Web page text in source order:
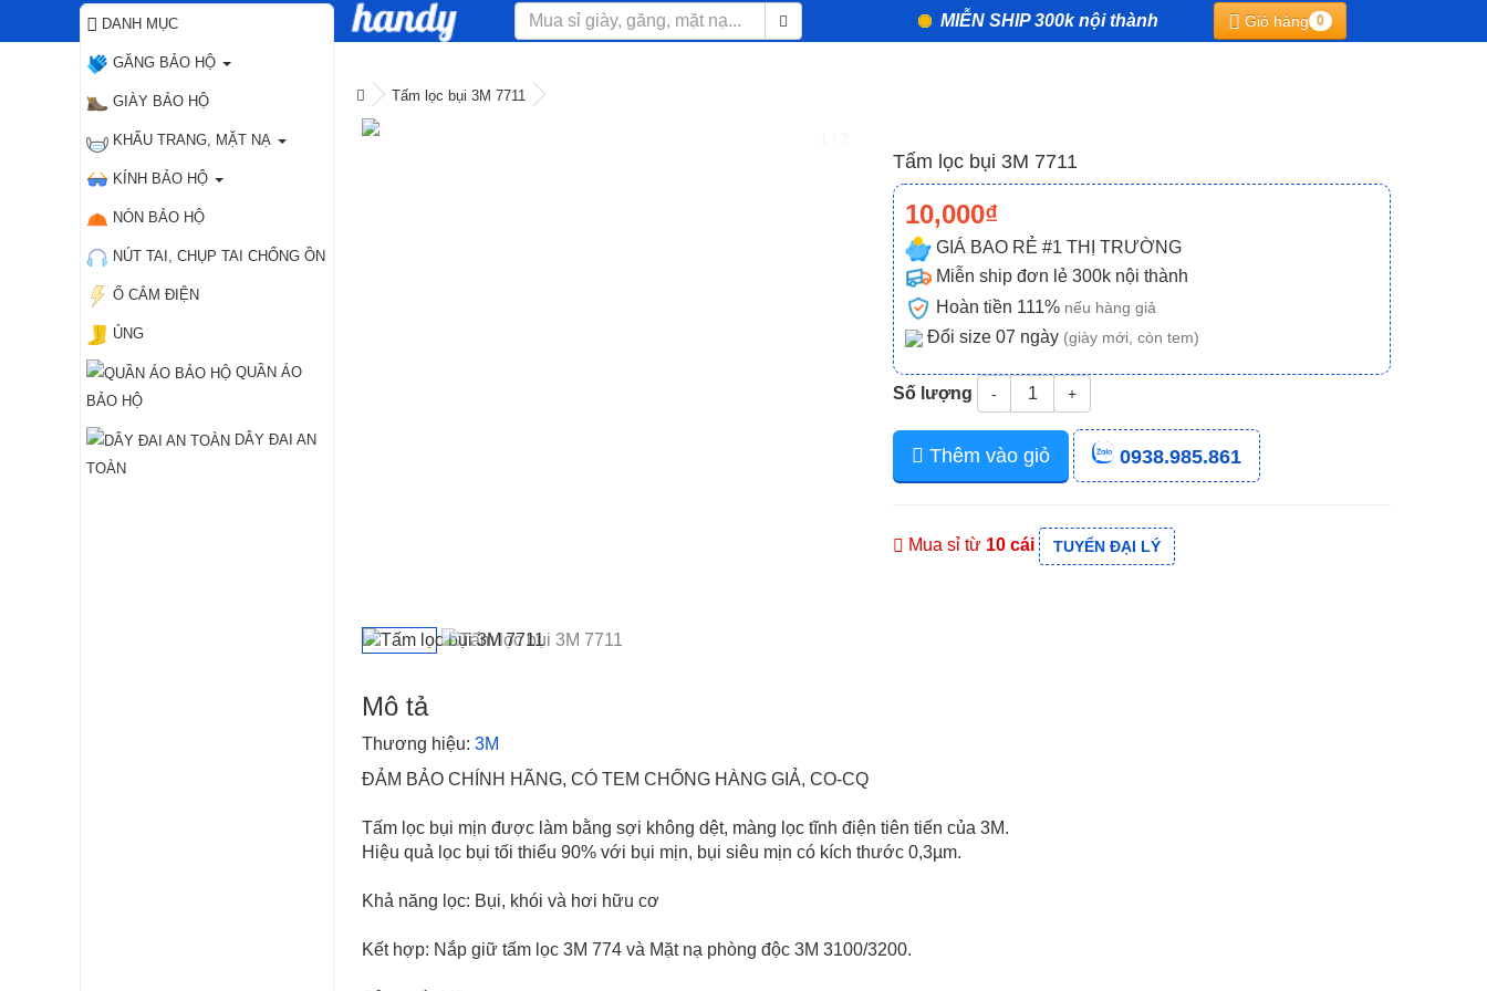
MIỄN SHIP 300k nội thành Giỏ hàng 0
DANH MỤC
GĂNG BẢO HỘ
GIÀY BẢO HỘ
KHẨU TRANG, MẶT NẠ
KÍNH BẢO HỘ
NÓN BẢO HỘ
NÚT TAI, CHỤP TAI CHỐNG ỒN
Ổ CẮM ĐIỆN
ỦNG
QUẦN ÁO
BẢO HỘ
DÂY ĐAI AN
TOÀN
Tấm lọc bụi 3M 7711
Tấm lọc bụi 3M 7711
10,000₫
GIÁ BAO RẺ #1 THỊ TRƯỜNG
Miễn ship đơn lẻ 300k nội thành
Hoàn tiền 111% nếu hàng giả
Đổi size 07 ngày (giày mới, còn tem)
Số lượng - +
Thêm vào giỏ 0938.985.861
Mua sỉ từ 10 cái TUYỂN ĐẠI LÝ
Mô tả
Thương hiệu: 3M
ĐẢM BẢO CHÍNH HÃNG, CÓ TEM CHỐNG HÀNG GIẢ, CO-CQ
Tấm lọc bụi mịn được làm bằng sợi không dệt, màng lọc tĩnh điện tiên tiến của 3M.
Hiệu quả lọc bụi tối thiểu 90% với bụi mịn, bụi siêu mịn có kích thước 0,3µm.
Khả năng lọc: Bụi, khói và hơi hữu cơ
Kết hợp: Nắp giữ tấm lọc 3M 774 và Mặt nạ phòng độc 3M 3100/3200.